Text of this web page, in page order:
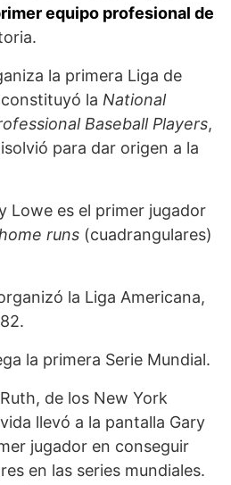
equipo profesional de
la primera Liga de
la National
Baseball Players,
para dar origen a la
Lowe es el primer jugador
runs (cuadrangulares)
la Liga Americana,
la primera Serie Mundial.
de los New York
llevó a la pantalla Gary
jugador en conseguir
en las series mundiales.